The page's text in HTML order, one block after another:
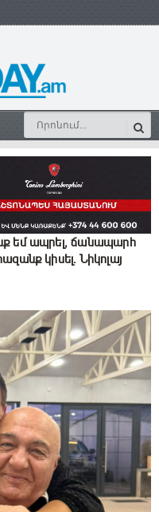
եմ ապրել, ճանապարհ
կիսել. Նիկոլայ